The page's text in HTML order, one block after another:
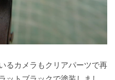
るカメラもクリアパーツで再